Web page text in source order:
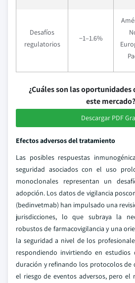
Desafíos
regulatorios
−1–1.6%
¿Cuáles son las oportunidades
este mercado?
Descargar PDF
Efectos adversos del tratamiento
Las posibles respuestas
seguridad asociados con el uso
monoclonales representan un
adopción. Los datos de vigilancia
(bedinvetmab) han impulsado una
jurisdicciones, lo que subraya la
robustos de farmacovigilancia y una
la seguridad a nivel de los
respondiendo invirtiendo en estudios
duración y refinando los protocolos de
el riesgo de eventos adversos, pero el